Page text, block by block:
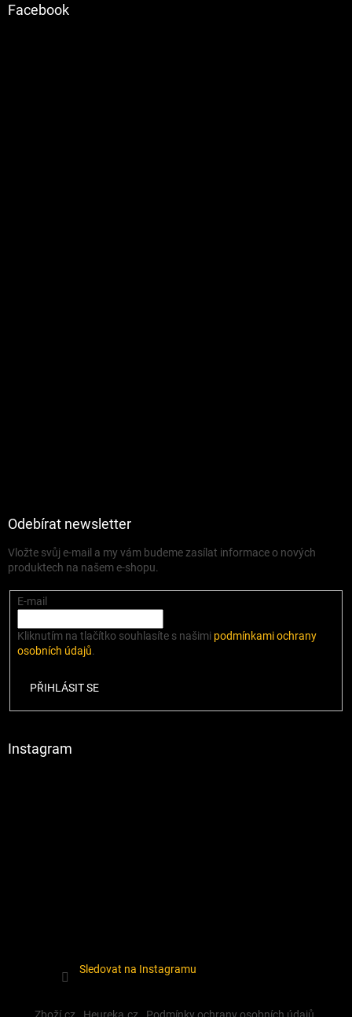
Facebook
Odebírat newsletter
Vložte svůj e-mail a my vám budeme zasílat informace o nových
produktech na našem e-shopu.
E-mail
Kliknutím na tlačítko souhlasíte s našimi podmínkami ochrany
osobních údajů.
PŘIHLÁSIT SE
Instagram
Sledovat na Instagramu